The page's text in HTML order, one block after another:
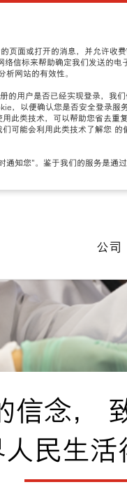
页面或打开的消息，并允许收
信标来帮助确定我们发送的
网站的有效性。
用户是否已经实现登录，我
，以便确认您是否安全登录服
此类技术，可以帮助您省去重
可能会利用此类技术了解您
知您”。鉴于我们的服务是通
公司
念，
民生活